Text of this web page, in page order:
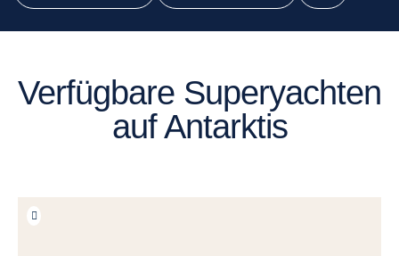
Verfügbare Superyachten
auf Antarktis